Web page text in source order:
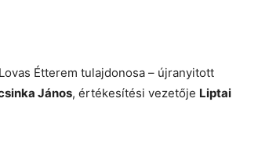
Étterem tulajdonosa – újranyitott
János, értékesítési vezetője Liptai